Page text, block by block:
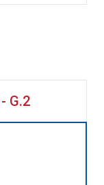
G.2